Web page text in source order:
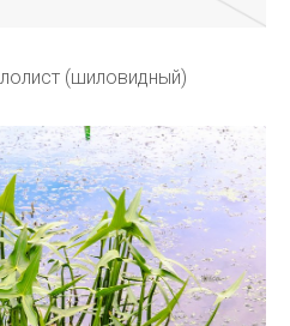
(шиловидный)